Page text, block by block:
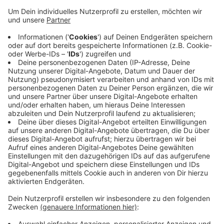
Freiwillige sitzen dann in den Wahllokalen und zählen
Stimmen aus. Die Stadt Coesfeld startet heute einen
Aufruf. Sie sucht Freiwillige für insgesamt 20
Wahllokale in Coesfeld und Lette. Melden kann sich
jeder, der wahlberechtigt ist. Das heißt bei der
Europawahl alle, die am Wahltag mindestens 16 Jahre
und seit mindestens drei Monaten in Deutschland
wohnhaft sind. Der Kontakt für Wahlhelfer bei der
Stadt Coesfeld ist per Mail wahlhelfer@coesfeld.de
oder per Telefon: 02541-939 - 11 07
Anzeige